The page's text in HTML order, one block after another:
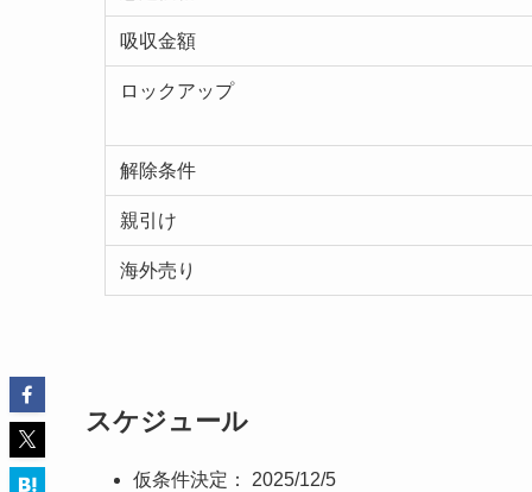
吸収金額
ロックアップ
解除条件
親引け
海外売り
スケジュール
仮条件決定： 2025/12/5